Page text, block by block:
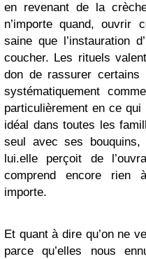
en revenant de la
n’importe quand, ouvrir
saine que l’instauration
coucher. Les rituels
don de rassurer
systématiquement
particulièrement en ce
idéal dans toutes les
seul avec ses
lui.elle perçoit de
comprend encore rien
importe.
Et quant à dire qu’on ne
parce qu’elles nous